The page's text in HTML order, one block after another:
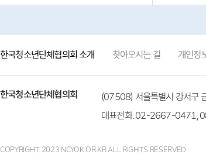
한국청소년단체협의회 소개 찾아오시는 길 개인정
한국청소년단체협의회
(07508) 서울특별시 강서구
대표전화. 02-2667-0471,
COPYRIGHT 2023 NCYOK.OR.KR ALL RIGHTS RESERVED